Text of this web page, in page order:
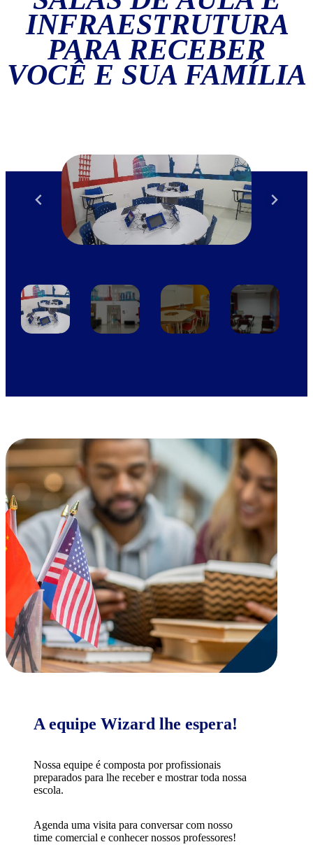
INFRAESTRUTURA
PARA RECEBER
VOCÊ E SUA FAMÍLIA
A equipe Wizard lhe espera!
Nossa equipe é composta por profissionais
preparados para lhe receber e mostrar toda nossa
escola.
Agenda uma visita para conversar com nosso
time comercial e conhecer nossos professores!